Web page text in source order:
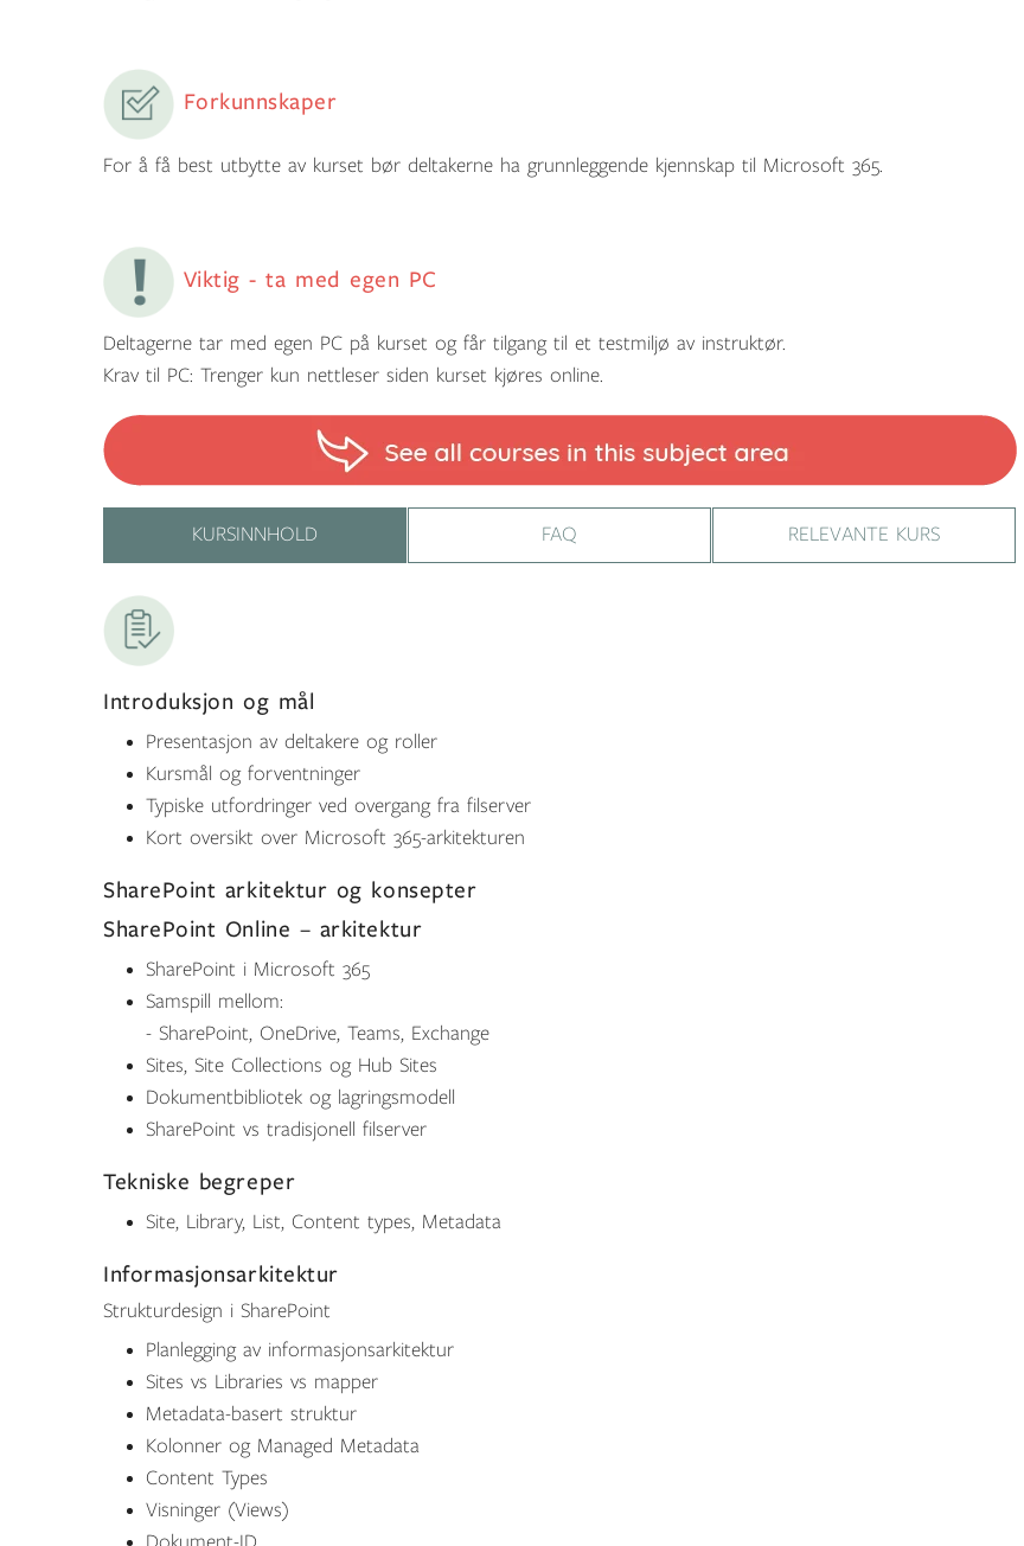
Forkunnskaper
For å få best utbytte av kurset bør deltakerne ha grunnleggende kjennskap til Microsoft 365.
Viktig - ta med egen PC
Deltagerne tar med egen PC på kurset og får tilgang til et testmiljø av instruktør.
Krav til PC: Trenger kun nettleser siden kurset kjøres online.
KURSINNHOLD FAQ RELEVANTE KURS
Introduksjon og mål
Presentasjon av deltakere og roller
Kursmål og forventninger
Typiske utfordringer ved overgang fra filserver
Kort oversikt over Microsoft 365-arkitekturen
SharePoint arkitektur og konsepter
SharePoint Online – arkitektur
SharePoint i Microsoft 365
Samspill mellom:
- SharePoint, OneDrive, Teams, Exchange
Sites, Site Collections og Hub Sites
Dokumentbibliotek og lagringsmodell
SharePoint vs tradisjonell filserver
Tekniske begreper
Site, Library, List, Content types, Metadata
Informasjonsarkitektur
Strukturdesign i SharePoint
Planlegging av informasjonsarkitektur
Sites vs Libraries vs mapper
Metadata-basert struktur
Kolonner og Managed Metadata
Content Types
Visninger (Views)